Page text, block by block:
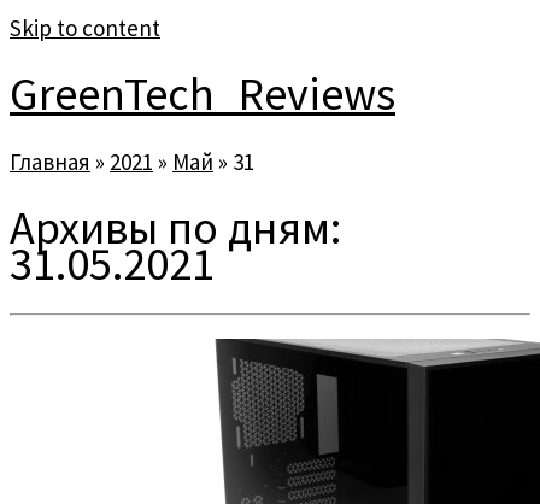
Skip to content
GreenTech_Reviews
Главная » 2021 » Май » 31
Архивы по дням:
31.05.2021